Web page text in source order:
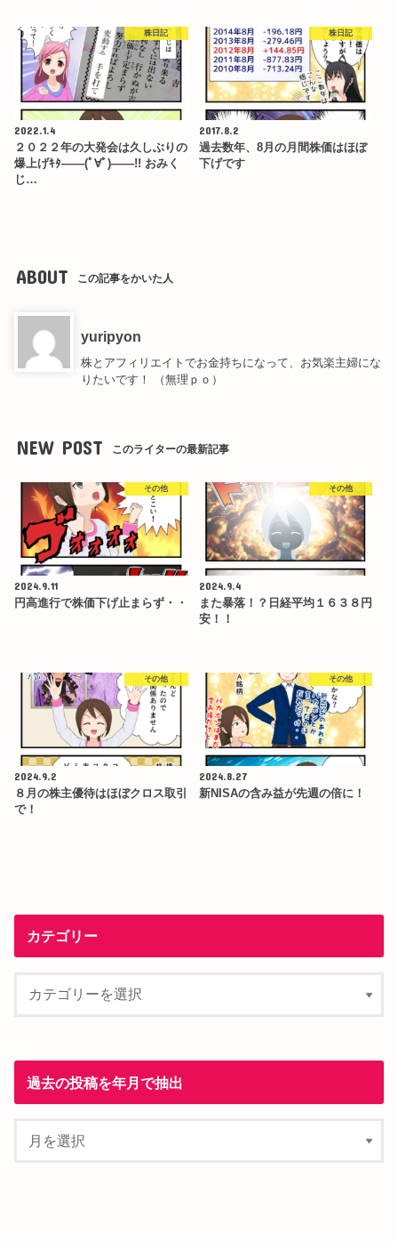
株日記
2022.1.4
２０２２年の大発会は久しぶりの
爆上げｷﾀ――(ﾟ∀ﾟ)――!! おみく
じ…
株日記
2017.8.2
過去数年、8月の月間株価はほぼ
下げです
ABOUT この記事をかいた人
yuripyon
株とアフィリエイトでお金持ちになって、お気楽主婦にな
りたいです！ （無理ｐｏ）
NEW POST このライターの最新記事
その他
2024.9.11
円高進行で株価下げ止まらず・・
その他
2024.9.4
また暴落！？日経平均１６３８円
安！！
その他
2024.9.2
８月の株主優待はほぼクロス取引
で！
その他
2024.8.27
新NISAの含み益が先週の倍に！
カテゴリー
過去の投稿を年月で抽出